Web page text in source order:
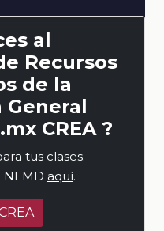
al
Recursos
de la
General
CREA ?
tus clases.
NEMD aquí.